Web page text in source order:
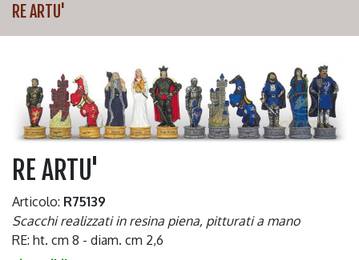
RE ARTU'
RE ARTU'
Articolo: R75139
Scacchi realizzati in resina piena, pitturati a mano
RE: ht. cm 8 - diam. cm 2,6